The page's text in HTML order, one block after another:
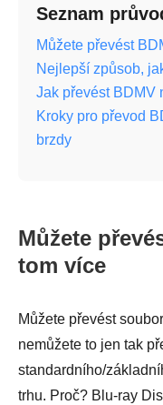
Seznam
Můžete převést
Nejlepší způsob,
Jak převést BDMV
Kroky pro převod
brzdy
Můžete
tom více
Můžete převést
nemůžete to jen tak
standardního/
trhu. Proč? Blu-ray